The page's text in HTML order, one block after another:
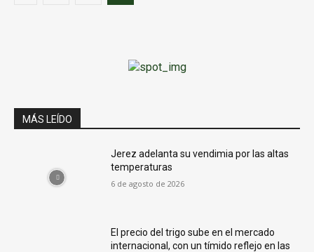
MÁS LEÍDO
Jerez adelanta su vendimia por las altas
temperaturas
6 de agosto de 2026
El precio del trigo sube en el mercado
internacional, con un tímido reflejo en las